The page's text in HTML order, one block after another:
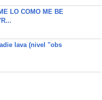
LO COMO ME BE
lava (nivel "obs